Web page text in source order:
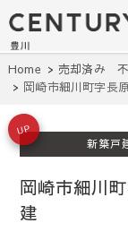
豊田市の
住宅・土
リノベ物
し｜セン
リー21豊
建て・土地探しはセンチ
川へ。豊田市内の最新物
時更新中！駅近、建築条
ット可、学区別など、お
わり条件に合わせて理想
Home 売却済み
岡崎市細川町字
新築戸
岡崎市細川
建
UP